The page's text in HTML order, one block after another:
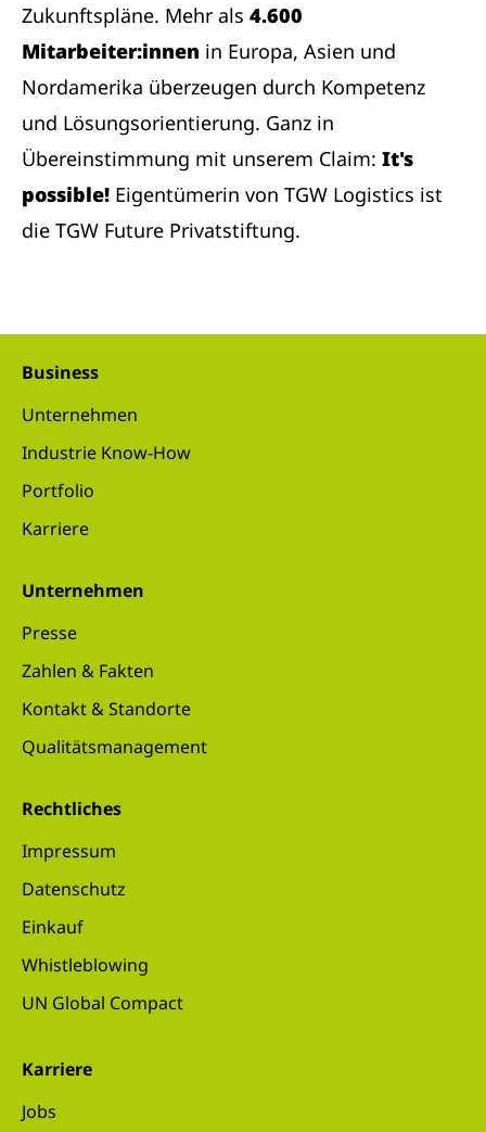
Zukunftspläne. Mehr als 4.600
Mitarbeiter:innen in Europa, Asien und
Nordamerika überzeugen durch Kompetenz
und Lösungsorientierung. Ganz in
Übereinstimmung mit unserem Claim: It's
possible! Eigentümerin von TGW Logistics ist
die TGW Future Privatstiftung.
Business
Unternehmen
Industrie Know-How
Portfolio
Karriere
Unternehmen
Presse
Zahlen & Fakten
Kontakt & Standorte
Qualitätsmanagement
Rechtliches
Impressum
Datenschutz
Einkauf
Whistleblowing
UN Global Compact
Karriere
Jobs